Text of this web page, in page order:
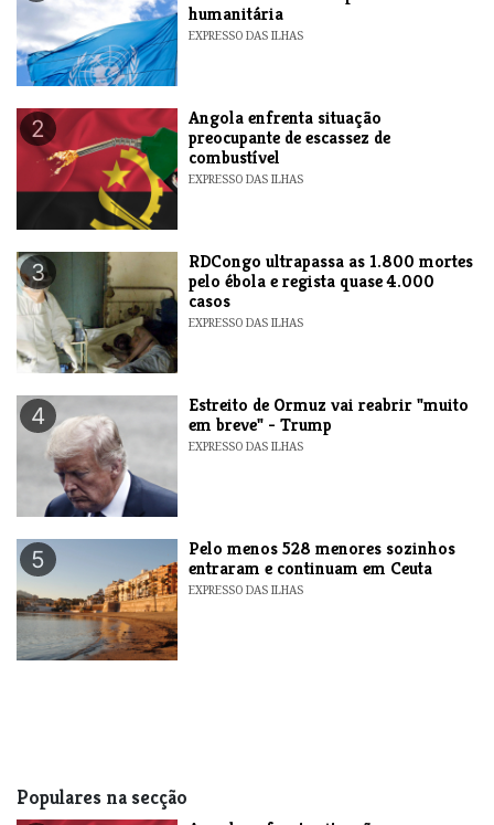
humanitária
EXPRESSO DAS ILHAS
2
Angola enfrenta situação
preocupante de escassez de
combustível
EXPRESSO DAS ILHAS
3
RDCongo ultrapassa as 1.800 mortes
pelo ébola e regista quase 4.000
casos
EXPRESSO DAS ILHAS
4
Estreito de Ormuz vai reabrir "muito
em breve" - Trump
EXPRESSO DAS ILHAS
5
Pelo menos 528 menores sozinhos
entraram e continuam em Ceuta
EXPRESSO DAS ILHAS
Populares na secção